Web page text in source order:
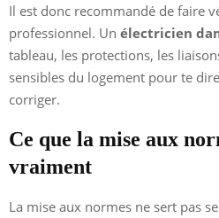
Il est donc recommandé de faire
professionnel. Un électricien
tableau, les protections, les
sensibles du logement pour te
corriger.
Ce que la mise aux
vraiment
La mise aux normes ne sert pas